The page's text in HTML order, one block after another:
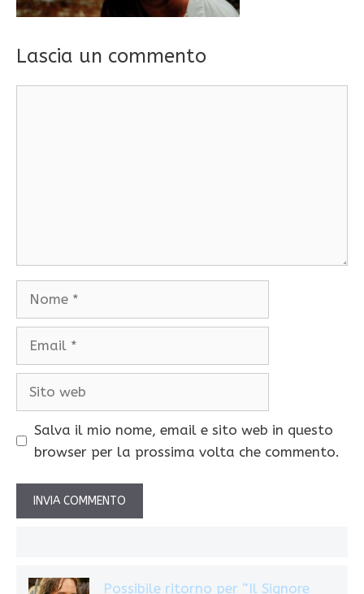
Lascia un commento
Salva il mio nome, email e sito web in questo
browser per la prossima volta che commento.
Possibile ritorno per “Il Signore